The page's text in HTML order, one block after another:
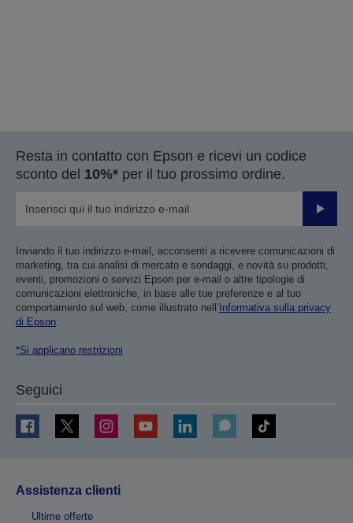
Resta in contatto con Epson e ricevi un codice
sconto del 10%* per il tuo prossimo ordine.
Invia
Inviando il tuo indirizzo e-mail, acconsenti a ricevere comunicazioni di
marketing, tra cui analisi di mercato e sondaggi, e novità su prodotti,
eventi, promozioni o servizi Epson per e-mail o altre tipologie di
comunicazioni elettroniche, in base alle tue preferenze e al tuo
comportamento sul web, come illustrato nell’ Informativa sulla privacy
di Epson.
*Si applicano restrizioni
Seguici
Assistenza clienti
Ultime offerte